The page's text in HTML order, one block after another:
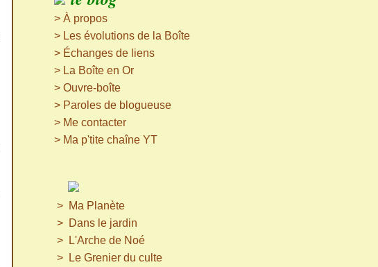
> À propos
> Les évolutions de la Boîte
> Échanges de liens
> La Boîte en Or
> Ouvre-boîte
> Paroles de blogueuse
> Me contacter
> Ma p'tite chaîne YT
> Ma Planète
> Dans le jardin
>
L'Arche de Noé
>
Le Grenier du culte